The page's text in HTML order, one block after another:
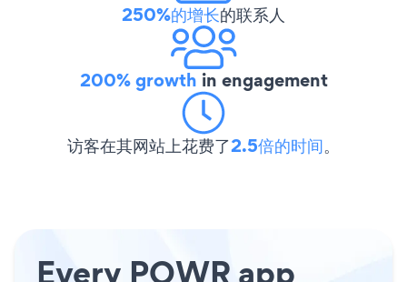
250%的增长的联系人
200% growth in engagement
访客在其网站上花费了2.5倍的时间。
Every POWR app